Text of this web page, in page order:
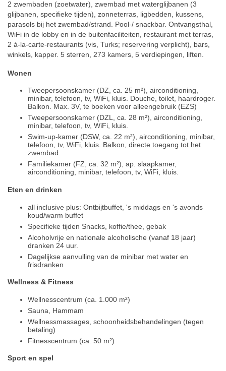
2 zwembaden (zoetwater), zwembad met waterglijbanen (3
glijbanen, specifieke tijden), zonneterras, ligbedden, kussens,
parasols bij het zwembad/strand. Pool-/ snackbar. Ontvangsthal,
WiFi in de lobby en in de buitenfaciliteiten, restaurant met terras,
2 à-la-carte-restaurants (vis, Turks; reservering verplicht), bars,
winkels, kapper. 5 sterren, 273 kamers, 5 verdiepingen, liften.
Wonen
Tweepersoonskamer (DZ, ca. 25 m²), airconditioning,
minibar, telefoon, tv, WiFi, kluis. Douche, toilet, haardroger.
Balkon. Max. 3V, te boeken voor alleengebruik (EZS)
Tweepersoonskamer (DZL, ca. 28 m²), airconditioning,
minibar, telefoon, tv, WiFi, kluis.
Swim-up-kamer (DSW, ca. 22 m²), airconditioning, minibar,
telefoon, tv, WiFi, kluis. Balkon, directe toegang tot het
zwembad.
Familiekamer (FZ, ca. 32 m²), ap. slaapkamer,
airconditioning, minibar, telefoon, tv, WiFi, kluis.
Eten en drinken
all inclusive plus: Ontbijtbuffet, 's middags en 's avonds
koud/warm buffet
Specifieke tijden Snacks, koffie/thee, gebak
Alcoholvrije en nationale alcoholische (vanaf 18 jaar)
dranken 24 uur.
Dagelijkse aanvulling van de minibar met water en
frisdranken
Wellness & Fitness
Wellnesscentrum (ca. 1.000 m²)
Sauna, Hammam
Wellnessmassages, schoonheidsbehandelingen (tegen
betaling)
Fitnesscentrum (ca. 50 m²)
Sport en spel